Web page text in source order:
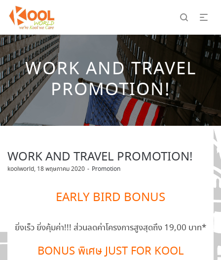
WORK AND TRAVEL
PROMOTION!
WORK AND TRAVEL PROMOTION!
by
koolworld 18 พฤษภาคม 2020 Promotion
EARLY BIRD BONUS
ยิ่งเร็ว ยิ่งคุ้มค่า!!! ส่วนลดค่าโครงการสูงสุดถึง 19,00 บาท*
BONUS พิเศษ JUST FOR KOOL